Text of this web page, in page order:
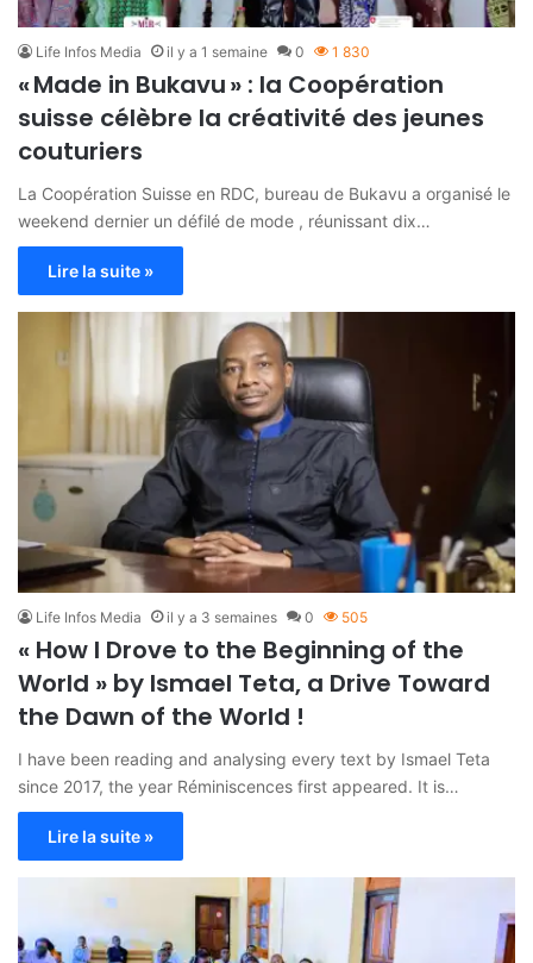
Life Infos Media il y a 1 semaine 0 1 830
« Made in Bukavu » : la Coopération
suisse célèbre la créativité des jeunes
couturiers
La Coopération Suisse en RDC, bureau de Bukavu a organisé le
weekend dernier un défilé de mode , réunissant dix…
Lire la suite »
Life Infos Media il y a 3 semaines 0 505
« How I Drove to the Beginning of the
World » by Ismael Teta, a Drive Toward
the Dawn of the World !
I have been reading and analysing every text by Ismael Teta
since 2017, the year Réminiscences first appeared. It is…
Lire la suite »